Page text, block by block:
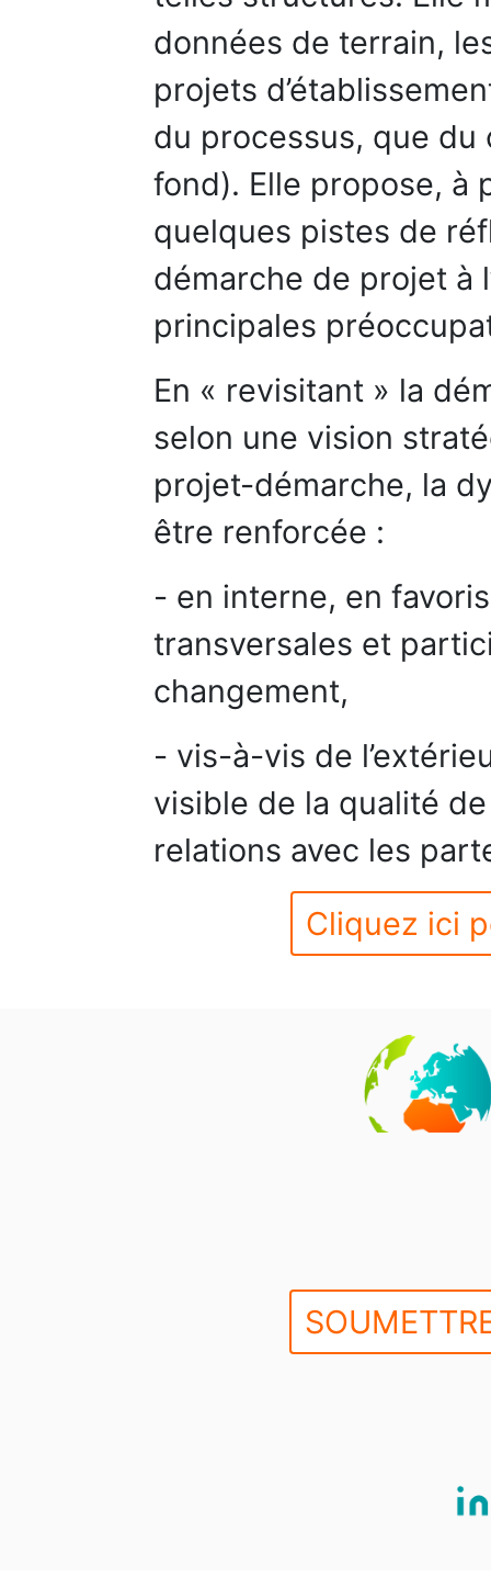
données de terrain,
projets
du processus, que
fond). Elle propose, à
quelques pistes de
démarche de projet à
principales
En « revisitant » la
selon une vision
projet-démarche, la
être renforcée :
- en interne, en
transversales et
changement,
- vis-à-vis de
visible de la qualité
relations avec les
Cliquez ici